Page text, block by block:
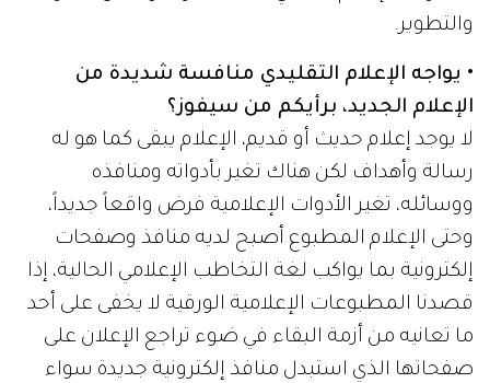
والتطوير.
• يواجه الإعلام التقليدي منافسة شديدة من
الإعلام الجديد، برأيكم من سيفوز؟
لا يوجد إعلام حديث أو قديم، الإعلام يبقى كما هو له
رسالة وأهداف لكن هناك تغير بأدواته ومنافذه
ووسائله، تغير الأدوات الإعلامية فرض واقعاً جديداً،
وحتى الإعلام المطبوع أصبح لديه منافذ وصفحات
إلكترونية بما يواكب لغة التخاطب الإعلامي الحالية، إذا
قصدنا المطبوعات الإعلامية الورقية لا يخفى على أحد
ما تعانيه من أزمة البقاء في ضوء تراجع الإعلان على
صفحاتها الذي استبدل منافذ إلكترونية جديدة سواء